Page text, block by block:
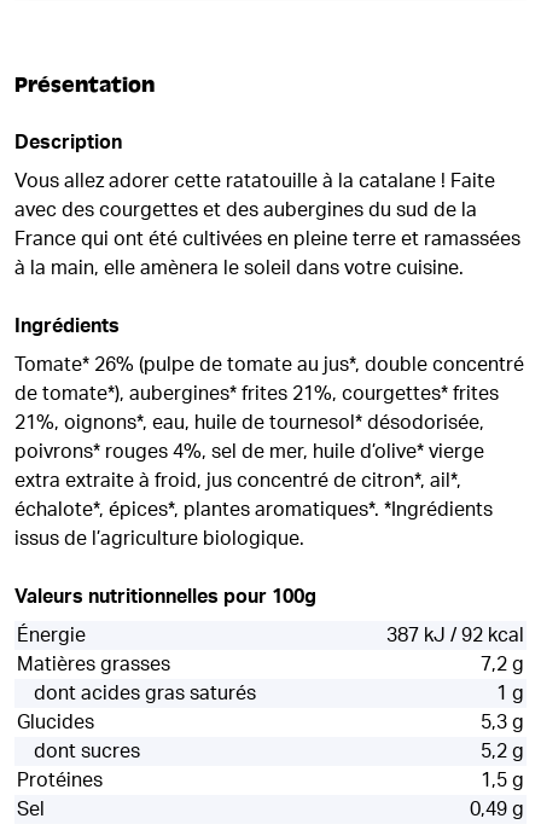
Présentation
Description
Vous allez adorer cette ratatouille à la catalane ! Faite
avec des courgettes et des aubergines du sud de la
France qui ont été cultivées en pleine terre et ramassées
à la main, elle amènera le soleil dans votre cuisine.
Ingrédients
Tomate* 26% (pulpe de tomate au jus*, double concentré
de tomate*), aubergines* frites 21%, courgettes* frites
21%, oignons*, eau, huile de tournesol* désodorisée,
poivrons* rouges 4%, sel de mer, huile d’olive* vierge
extra extraite à froid, jus concentré de citron*, ail*,
échalote*, épices*, plantes aromatiques*. *Ingrédients
issus de l’agriculture biologique.
Valeurs nutritionnelles pour 100g
Énergie
387 kJ / 92 kcal
Matières grasses
7,2 g
dont acides gras saturés
1 g
Glucides
5,3 g
dont sucres
5,2 g
Protéines
1,5 g
Sel
0,49 g